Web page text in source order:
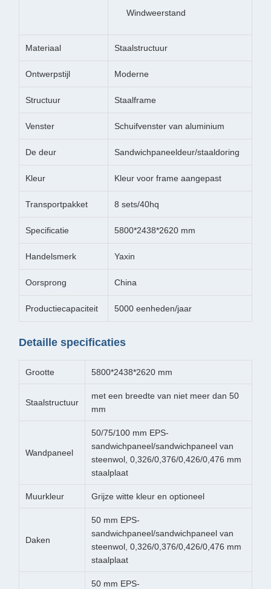
Windweerstand
Materiaal Staalstructuur
Ontwerpstijl Moderne
Structuur Staalframe
Venster Schuifvenster van aluminium
De deur Sandwichpaneeldeur/staaldoring
Kleur Kleur voor frame aangepast
Transportpakket 8 sets/40hq
Specificatie 5800*2438*2620 mm
Handelsmerk Yaxin
Oorsprong China
Productiecapaciteit 5000 eenheden/jaar
Detaille specificaties
Grootte 5800*2438*2620 mm
Staalstructuur
met een breedte van niet meer dan 50
mm
Wandpaneel
50/75/100 mm EPS-
sandwichpaneel/sandwichpaneel van
steenwol, 0,326/0,376/0,426/0,476 mm
staalplaat
Muurkleur Grijze witte kleur en optioneel
Daken
50 mm EPS-
sandwichpaneel/sandwichpaneel van
steenwol, 0,326/0,376/0,426/0,476 mm
staalplaat
50 mm EPS-